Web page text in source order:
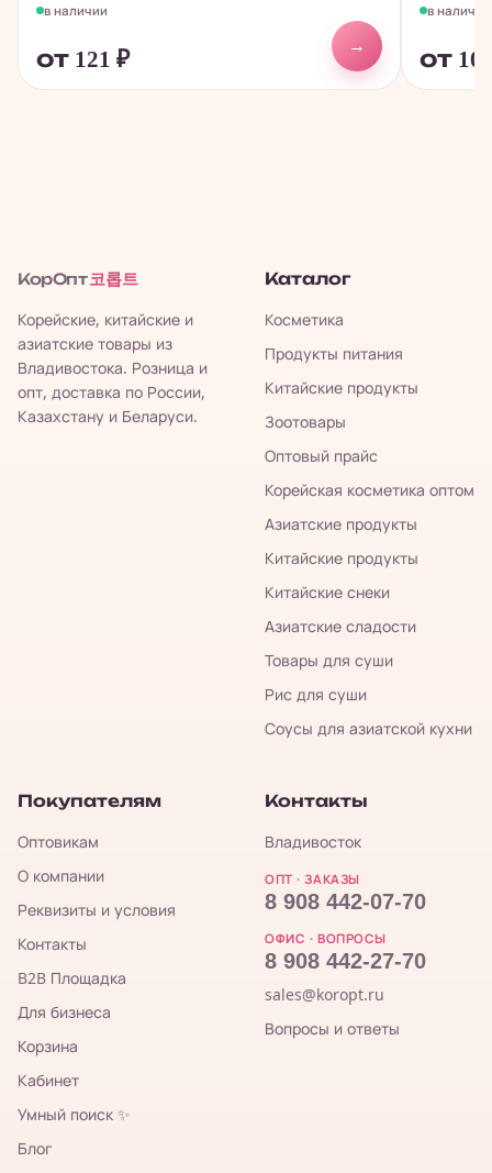
в наличии
от 121 ₽
→
в наличии
от
КорОпт 코롭트
Корейские, китайские и
азиатские товары из
Владивостока. Розница и
опт, доставка по России,
Казахстану и Беларуси.
Каталог
Косметика
Продукты питания
Китайские продукты
Зоотовары
Оптовый прайс
Корейская косметика оптом
Азиатские продукты
Китайские продукты
Китайские снеки
Азиатские сладости
Товары для суши
Рис для суши
Соусы для азиатской кухни
Покупателям
Оптовикам
О компании
Реквизиты и условия
Контакты
B2B Площадка
Для бизнеса
Корзина
Кабинет
Умный поиск ✨
Блог
Контакты
Владивосток
ОПТ · ЗАКАЗЫ
8 908 442-07-70
ОФИС · ВОПРОСЫ
8 908 442-27-70
sales@koropt.ru
Вопросы и ответы